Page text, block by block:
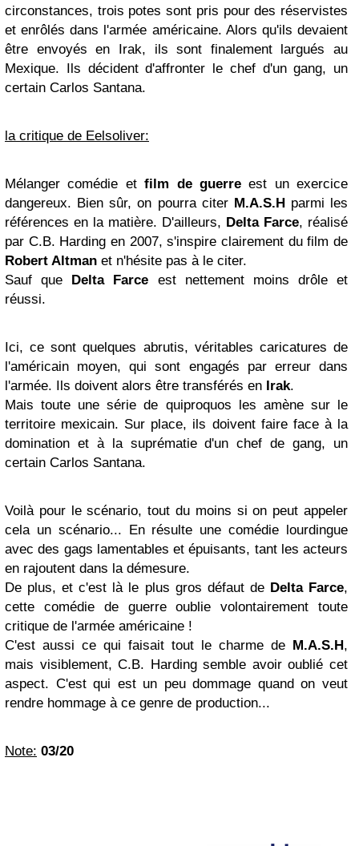
circonstances, trois potes sont pris pour des réservistes
et enrôlés dans l'armée américaine. Alors qu'ils devaient
être envoyés en Irak, ils sont finalement largués au
Mexique. Ils décident d'affronter le chef d'un gang, un
certain Carlos Santana.
la critique de Eelsoliver:
Mélanger comédie etfilm de guerreest un exercice
dangereux. Bien sûr, on pourra citer M.A.S.Hparmi les
références en la matière. D'ailleurs, DeltaFarce, réalisé
par C.B. Harding en 2007, s'inspire clairement du film de
Robert Altman et n'hésite pas à le citer.
Sauf que Delta Farce est nettement moins drôle et
réussi.
Ici, ce sont quelques abrutis, véritables caricatures de
l'américain moyen, qui sont engagés par erreur dans
l'armée. Ils doivent alors être transférés en Irak.
Mais toute une série de quiproquos les amène sur le
territoire mexicain. Sur place, ils doivent faire face à la
domination et à la suprématie d'un chef de gang, un
certain Carlos Santana.
Voilà pour le scénario, tout du moins si on peut appeler
cela un scénario... En résulte une comédie lourdingue
avec des gags lamentables et épuisants, tant les acteurs
en rajoutent dans la démesure.
De plus, et c'est là le plus gros défaut de Delta Farce,
cette comédie de guerre oublie volontairement toute
critique de l'armée américaine !
C'est aussi ce qui faisait tout le charme de M.A.S.H,
mais visiblement, C.B. Harding semble avoir oublié cet
aspect. C'est qui est un peu dommage quand on veut
rendre hommage à ce genre de production...
Note: 03/20